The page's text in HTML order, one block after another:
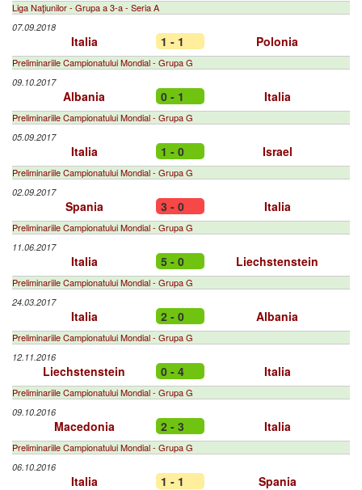
Liga Naţiunilor - Grupa a 3-a - Seria A
07.09.2018
Italia 1 - 1 Polonia
Preliminariile Campionatului Mondial - Grupa G
09.10.2017
Albania 0 - 1 Italia
Preliminariile Campionatului Mondial - Grupa G
05.09.2017
Italia 1 - 0 Israel
Preliminariile Campionatului Mondial - Grupa G
02.09.2017
Spania 3 - 0 Italia
Preliminariile Campionatului Mondial - Grupa G
11.06.2017
Italia 5 - 0 Liechstenstein
Preliminariile Campionatului Mondial - Grupa G
24.03.2017
Italia 2 - 0 Albania
Preliminariile Campionatului Mondial - Grupa G
12.11.2016
Liechstenstein 0 - 4 Italia
Preliminariile Campionatului Mondial - Grupa G
09.10.2016
Macedonia 2 - 3 Italia
Preliminariile Campionatului Mondial - Grupa G
06.10.2016
Italia 1 - 1 Spania